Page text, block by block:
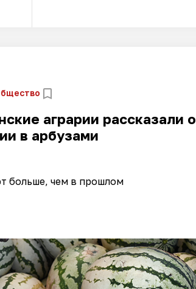
аграрии рассказали о
в арбузами
больше, чем в прошлом